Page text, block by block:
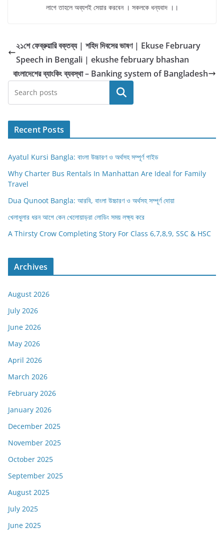
লাগে তাহলে অব্যশই সেয়ার করবেন । সকলকে ধন্যবাদ ।।
২১শে ফেব্রুয়ারি বক্তব্য | শহিদ দিবসের ভাষণ | Ekuse February
Speech in Bengali | ekushe february bhashan
বাংলাদেশের ব্যাংকিং ব্যবস্থা – Banking system of Bangladesh
Search
Recent Posts
Ayatul Kursi Bangla: বাংলা উচ্চারণ ও অর্থসহ সম্পূর্ণ গাইড
Why Charter Bus Rentals In Manhattan Are Ideal for Family
Travel
Dua Qunoot Bangla: আরবি, বাংলা উচ্চারণ ও অর্থসহ সম্পূর্ণ দোয়া
খেলাধুলার ধরন আগে কেন খেলোয়াড়রা লোডিং সময় লক্ষ্য করে
A Thirsty Crow Completing Story For Class 6,7,8,9, SSC & HSC
Archives
August 2026
July 2026
June 2026
May 2026
April 2026
March 2026
February 2026
January 2026
December 2025
November 2025
October 2025
September 2025
August 2025
July 2025
June 2025